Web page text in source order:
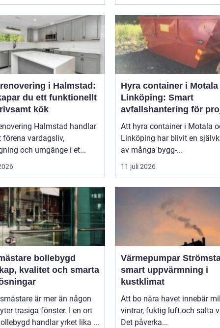
i Halmstad:
du ett funktionellt
kök
Halmstad handlar
förena vardagsliv,
och umgänge i et...
Hyra container i
Linköping: Smart
avfallshantering för
alla storlekar
Att hyra container i Motala
Linköping har blivit en
av många bygg-...
11 juli 2026
bollebygd
kvalitet och smarta
är mer än någon
trasiga fönster. I en ort
handlar yrket lika ...
Värmepumpar
smart uppvärmning i
kustklimat
Att bo nära havet innebär
vintrar, fuktig luft och salta
Det påverka...